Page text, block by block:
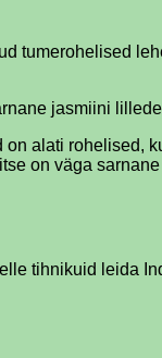
tumerohelised
jasmiini
alati rohelised,
on väga
tihnikuid leida